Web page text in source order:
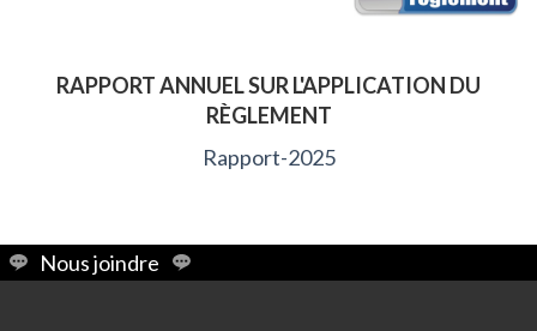
RAPPORT ANNUEL SUR L'APPLICATION DU
RÈGLEMENT
Rapport-2025
Nous joindre